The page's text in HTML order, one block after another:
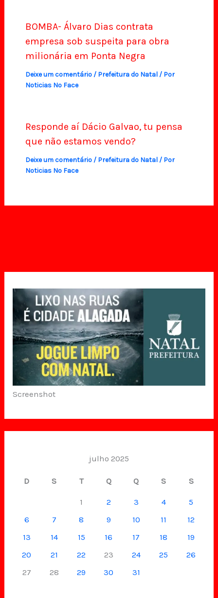
Screenshot
julho 2025
D S T Q Q S S
1 2 3 4
5
6
7 8 9 10 11
12
13
14 15 16 17 18
19
20
21 22 23 24 25
26
27
28 29 30 31
BOMBA- Álvaro Dias contrata
empresa sob suspeita para obra
milionária em Ponta Negra
Deixe um comentário / Prefeitura do Natal/ Por
Noticias No Face
Responde aí Dácio Galvao, tu pensa
que não estamos vendo?
Deixe um comentário / Prefeitura do Natal/ Por
Noticias No Face